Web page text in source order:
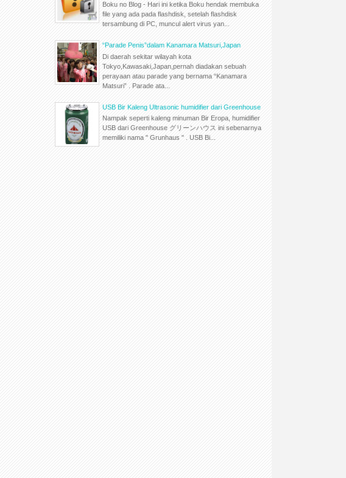
Boku no Blog - Hari ini ketika Boku hendak membuka
file yang ada pada flashdisk, setelah flashdisk
tersambung di PC, muncul alert virus yan...
“Parade Penis”dalam Kanamara Matsuri,Japan
Di daerah sekitar wilayah kota
Tokyo,Kawasaki,Japan,pernah diadakan sebuah
perayaan atau parade yang bernama “Kanamara
Matsuri” . Parade ata...
USB Bir Kaleng Ultrasonic humidifier dari Greenhouse
Nampak seperti kaleng minuman Bir Eropa, humidifier
USB dari Greenhouse グリーンハウス ini sebenarnya
memiliki nama " Grunhaus " . USB Bi...